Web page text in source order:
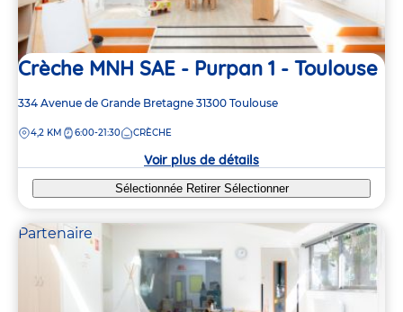
Crèche MNH SAE - Purpan 1 - Toulouse
Adresse
la
334 Avenue de Grande Bretagne 31300 Toulouse
DISTANCE
4,2 KM 6:00-21:30 CRÈCHE
Voir plus de détails
Sélectionnée Retirer Sélectionner
Partenaire